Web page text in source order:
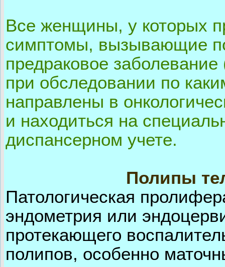
Все женщины, у которых
симптомы, вызывающие
предраковое
при обследовании по
направлены в
и находиться на
диспансерном учете.
Полипы
Патологическая
эндометрия или
протекающего
полипов, особенно